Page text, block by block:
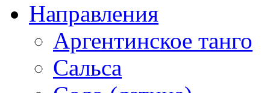
Направления
Аргентинское танго
Сальса